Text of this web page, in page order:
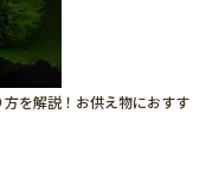
方を解説！お供え物におすす